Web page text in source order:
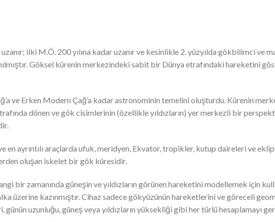
ilki M.Ö. 200 yılına kadar uzanır ve kesinlikle 2. yüzyılda gökbilimci ve
Göksel kürenin merkezindeki sabit bir Dünya etrafındaki hareketini
ve Erken Modern Çağ’a kadar astronominin temelini oluşturdu. Kürenin
dönen ve gök cisimlerinin (özellikle yıldızların) yer merkezli bir
en ayrıntılı araçlarda ufuk, meridyen, Ekvator, tropikler, kutup daireleri ve
oluşan iskelet bir gök küresidir.
bir zamanında güneşin ve yıldızların görünen hareketini modellemek için
üzerine kazınmıştır. Cihaz sadece gökyüzünün hareketlerini ve göreceli
günün uzunluğu, güneş veya yıldızların yüksekliği gibi her türlü hesaplamayı